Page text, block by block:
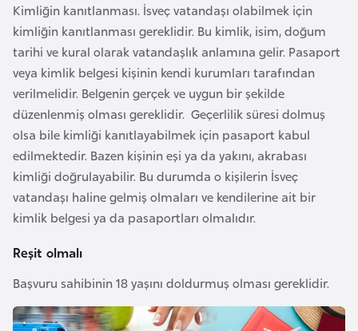
Kimliğin kanıtlanması. İsveç vatandaşı olabilmek için
kimliğin kanıtlanması gereklidir. Bu kimlik, isim, doğum
tarihi ve kural olarak vatandaşlık anlamına gelir. Pasaport
veya kimlik belgesi kişinin kendi kurumları tarafından
verilmelidir. Belgenin gerçek ve uygun bir şekilde
düzenlenmiş olması gereklidir. Geçerlilik süresi dolmuş
olsa bile kimliği kanıtlayabilmek için pasaport kabul
edilmektedir. Bazen kişinin eşi ya da yakını, akrabası
kimliği doğrulayabilir. Bu durumda o kişilerin İsveç
vatandaşı haline gelmiş olmaları ve kendilerine ait bir
kimlik belgesi ya da pasaportları olmalıdır.
Reşit olmalı
Başvuru sahibinin 18 yaşını doldurmuş olması gereklidir.
B
o
s
n
a
H
e
r
s
k
u